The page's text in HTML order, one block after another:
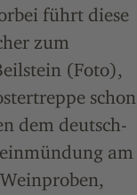
führt diese
zum
(Foto),
schon
dem deutsch-
am